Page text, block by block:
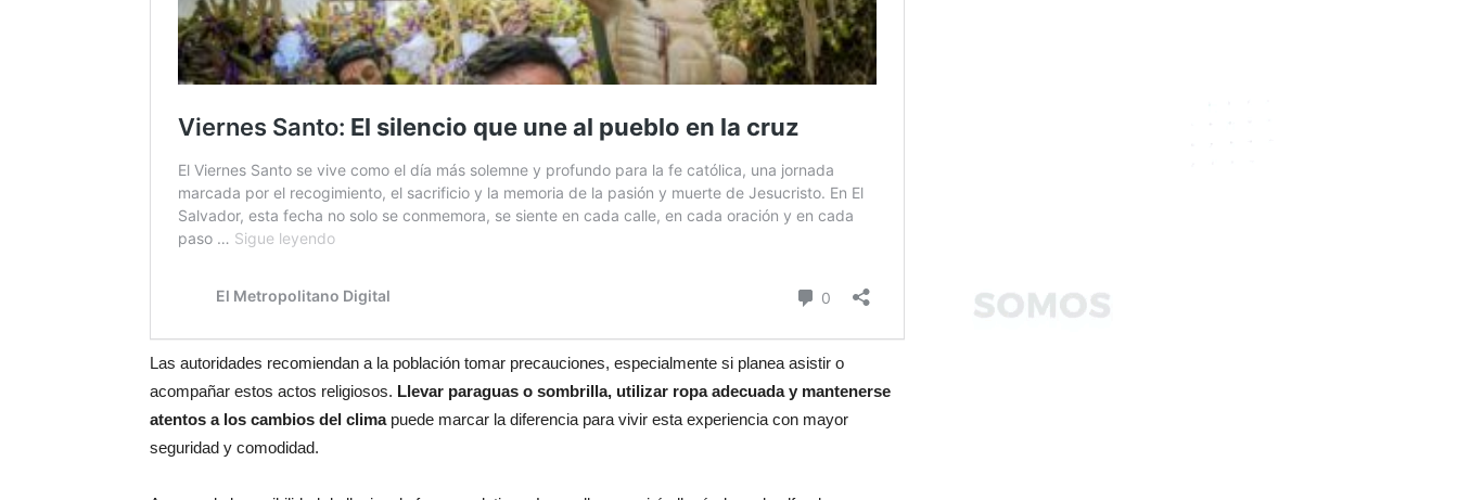
Las autoridades recomiendan a la población tomar precauciones, especialmente si planea asistir o
acompañar estos actos religiosos. Llevar paraguas o sombrilla, utilizar ropa adecuada y mantenerse
atentos a los cambios del climapuede marcar la diferencia para vivir esta experiencia con mayor
seguridad y comodidad.